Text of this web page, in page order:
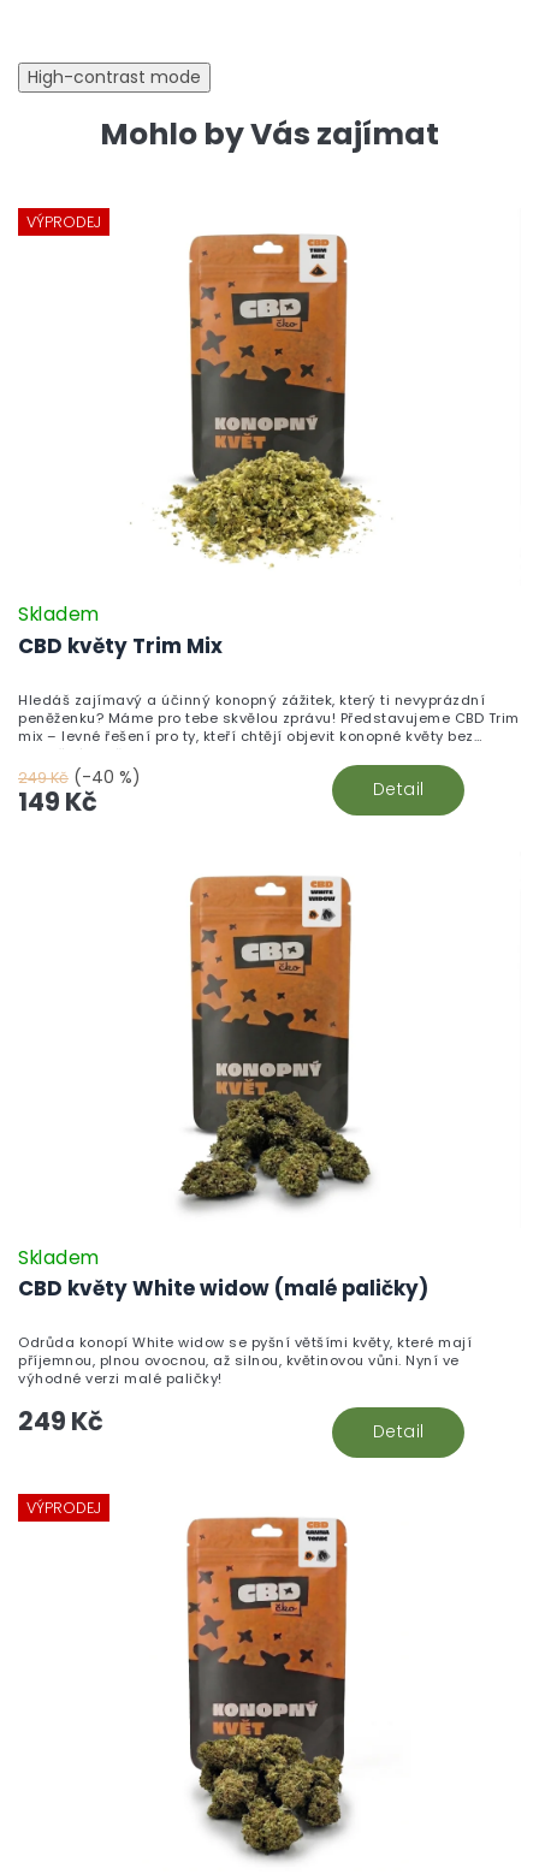
High-contrast mode
Mohlo by Vás zajímat
VÝPRODEJ
CBD květy Trim Mix
Skladem
249 Kč (-40 %)
149 Kč Detail
Hledáš zajímavý a účinný konopný zážitek, který ti nevyprázdní
peněženku? Máme pro tebe skvělou zprávu! Představujeme CBD Trim
mix – levné řešení pro ty, kteří chtějí objevit konopné květy bez
zbytečného přepychu.
CBD květy White widow (malé paličky)
Skladem
249 Kč Detail
Odrůda konopí White widow se pyšní většími květy, které mají
příjemnou, plnou ovocnou, až silnou, květinovou vůni. Nyní ve
výhodné verzi malé paličky!
VÝPRODEJ